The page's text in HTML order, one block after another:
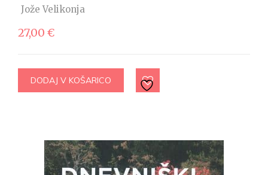
Jože Velikonja
27,00 €
DODAJ V KOŠARICO